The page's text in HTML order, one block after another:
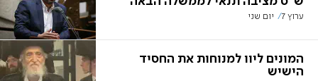
ערוץ 7 יום שני
המונים ליוו למנוחות את החסיד
הישיש